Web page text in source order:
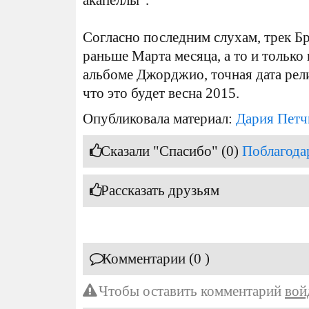
Согласно последним слухам, трек
раньше Марта месяца, а то и
альбоме Джорджио, точная дата
что это будет весна 2015.
Опубликовала материал: Дария
Сказали "Спасибо" (0)
Рассказать друзьям
Комментарии (0 )
Чтобы оставить комментарий